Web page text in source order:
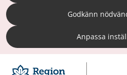
Godkänn
Anpassa